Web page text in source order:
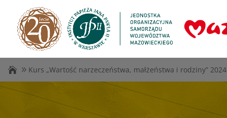
Kurs „Wartość narzeczeństwa, małżeństwa i rodziny” 2024